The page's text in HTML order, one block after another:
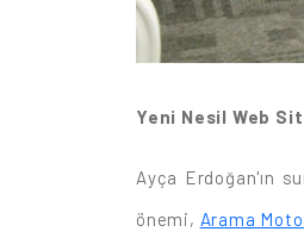
Yeni Nesil Web
Ayça Erdoğan'ın
önemi, Arama